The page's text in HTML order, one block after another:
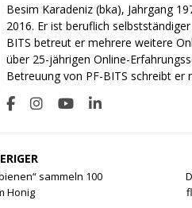
Besim Karadeniz (bka), Jahrgang
2016. Er ist beruflich
BITS betreut er mehrere weitere
über 25-jährigen Online-
Betreuung von PF-BITS schreibt er
sammeln 100
Honig